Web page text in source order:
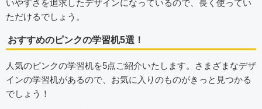
いやすさを追求したデザインになっているので、長く使ってい
ただけるでしょう。
おすすめのピンクの学習机5選！
人気のピンクの学習机を5点ご紹介いたします。さまざまなデザ
インの学習机があるので、お気に入りのものがきっと見つかる
でしょう！